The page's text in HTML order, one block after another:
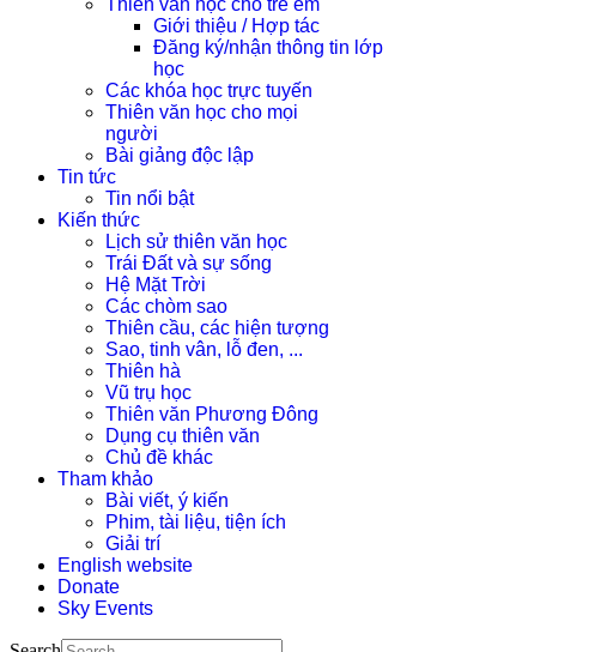
Thiên văn học cho trẻ em
Giới thiệu / Hợp tác
Đăng ký/nhận thông tin lớp
học
Các khóa học trực tuyến
Thiên văn học cho mọi
người
Bài giảng độc lập
Tin tức
Tin nổi bật
Kiến thức
Lịch sử thiên văn học
Trái Đất và sự sống
Hệ Mặt Trời
Các chòm sao
Thiên cầu, các hiện tượng
Sao, tinh vân, lỗ đen, ...
Thiên hà
Vũ trụ học
Thiên văn Phương Đông
Dụng cụ thiên văn
Chủ đề khác
Tham khảo
Bài viết, ý kiến
Phim, tài liệu, tiện ích
Giải trí
English website
Donate
Sky Events